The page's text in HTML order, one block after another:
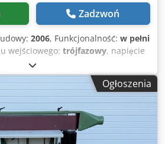
Zadzwoń
2006, Funkcjonalność: w pełni
wejściowego: trójfazowy, napięcie
szlifowania:
50 Hz, - Rok produkcji 2006 - na
technicznym - CE PARAMETRY
robocza - 150 mm - wymiary
2150 mm - dwie prędkości taśmy
22 x 144 cm - oba blaty
w zakresie 0-30 stopni - moc silnika
Ogłoszenia